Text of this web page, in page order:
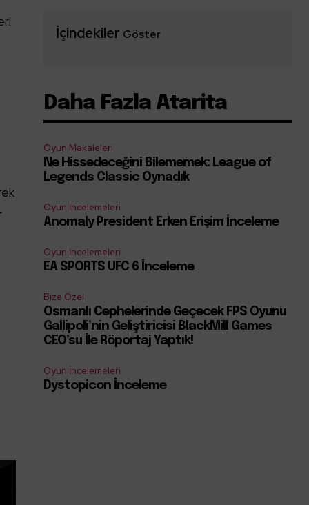
İçindekiler Göster
Daha Fazla Atarita
Oyun Makaleleri
Ne Hissedeceğini Bilememek: League of
Legends Classic Oynadık
Oyun İncelemeleri
Anomaly President Erken Erişim İnceleme
Oyun İncelemeleri
EA SPORTS UFC 6 İnceleme
Bize Özel
Osmanlı Cephelerinde Geçecek FPS Oyunu
Gallipoli’nin Geliştiricisi BlackMill Games
CEO’su İle Röportaj Yaptık!
Oyun İncelemeleri
Dystopicon İnceleme